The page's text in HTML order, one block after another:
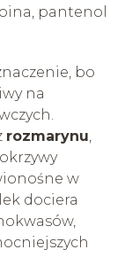
pantenol
bo
na
rozmarynu
w
dociera